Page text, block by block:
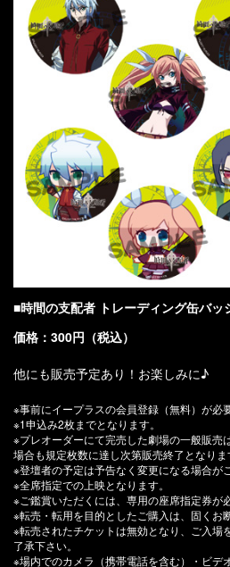
■時間の支配者 トレーディング缶バッ
価格：300円（税込）
他にも販売予定あり！お楽しみに♪
※事前にイープラスの会員登録（無料）が必要
※1申込み2枚までとなります。
※プレオーダーにて完売した劇場の一般販売
場合も規定枚数に達し次第販売終了となりま
※登壇者の予定は予告なく変更になる場合が
※全席指定での上映となります。
※ご鑑賞いただくには、専用の座席指定券が
※転売・転用を目的としたご購入は、固くお
※転売されたチケットは無効となり、ご入場
了承下さい。
※場内でのカメラ（携帯電話を含む）・ビデ